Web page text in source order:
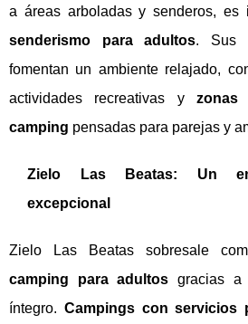
a áreas arboladas y senderos, es
senderismo para adultos. Sus
fomentan un ambiente relajado,
actividades recreativas y zonas
camping pensadas para parejas y
Zielo Las Beatas: Un
excepcional
Zielo Las Beatas sobresale
camping para adultos gracias a
íntegro. Campings con servicios